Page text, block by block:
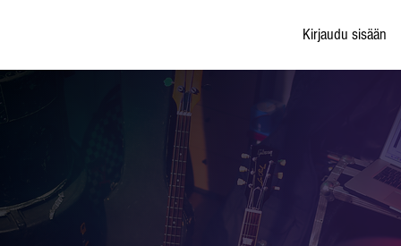
Kirjaudu sisään